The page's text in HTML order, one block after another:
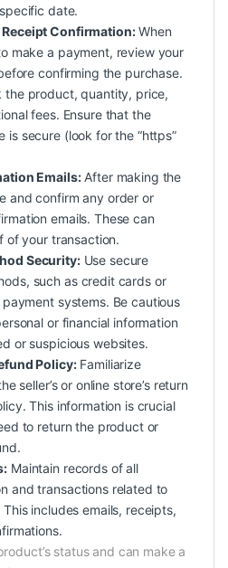
date.
Receipt Confirmation:When
make a payment, review your
confirming the purchase.
the product, quantity, price,
fees. Ensure that the
is secure (look for the “https”
Emails:After making the
and confirm any order or
emails. These can
of your transaction.
Security:Use secure
such as credit cards or
systems. Be cautious
or financial information
or suspicious websites.
Policy:Familiarize
seller’s or online store’s return
This information is crucial
to return the product or
Maintain records of all
and transactions related to
includes emails, receipts,
status and can make a